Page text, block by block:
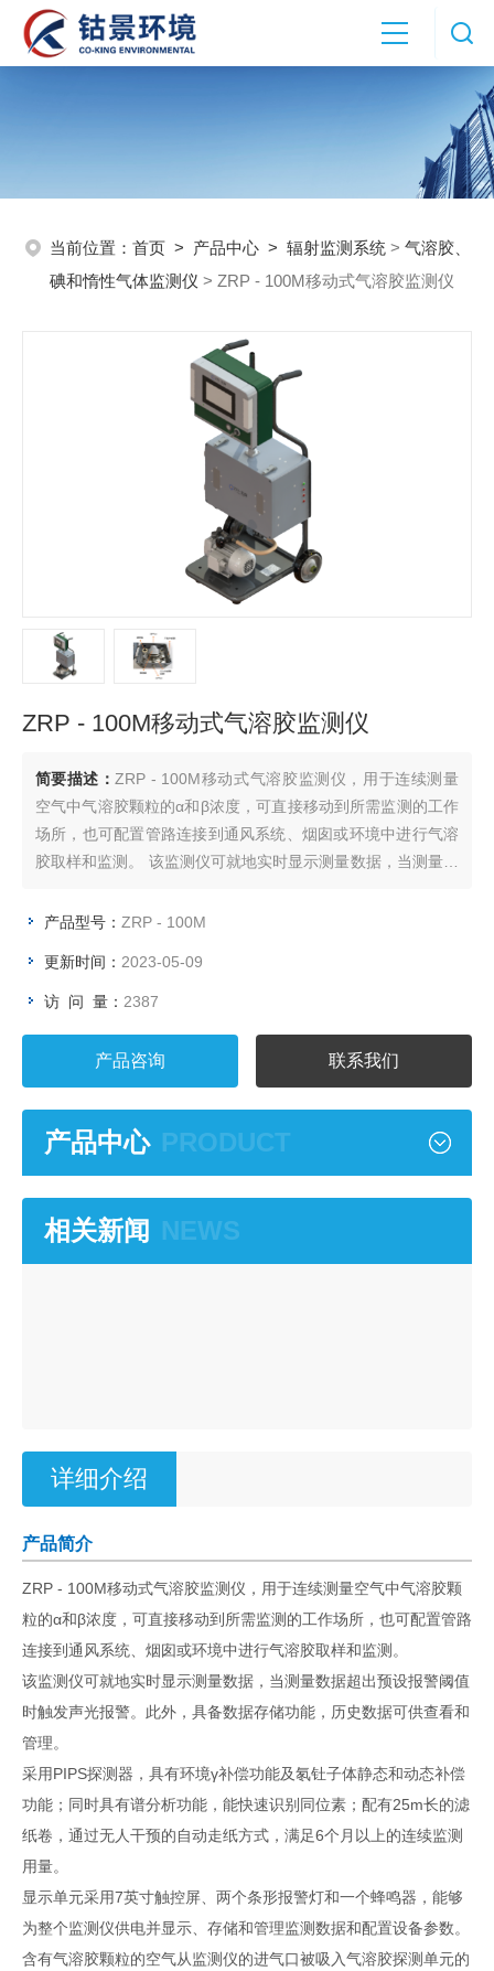
当前位置： 首页 > 产品中心 > 辐射监测系统 > 气溶胶、
碘和惰性气体监测仪 > ZRP - 100M移动式气溶胶监测仪
ZRP - 100M移动式气溶胶监测仪
简要描述： ZRP - 100M移动式气溶胶监测仪，用于连续测量
空气中气溶胶颗粒的α和β浓度，可直接移动到所需监测的工作
场所，也可配置管路连接到通风系统、烟囱或环境中进行气溶
胶取样和监测。 该监测仪可就地实时显示测量数据，当测量数
能，历史数据可供查看和管理。 采用PIPS探测器，具有环境γ
能，能快速识别同位素；配有25m长的滤纸卷，通过无人干预
的自动走纸方式，满足6个月以上的连续监测用量。 显示单元
个监测仪供电并显示、存储和管理监测数据和配置设备参数。
含有气溶胶颗粒的空气从监测仪的进气口被吸入气溶胶探测单
元的密闭盒中。气流依次通过滤纸、流量计和出气口。滤纸用
于收集气溶胶颗粒，在滤纸上方是4个PIPS探测器，其中3个探
失，从而判断滤纸是否堵塞或破损。
产品型号： ZRP - 100M
更新时间： 2023-05-09
访 问 量： 2387
产品咨询 联系我们
PRODUCT
产品中心
NEWS
相关新闻
详细介绍
产品简介
ZRP - 100M移动式气溶胶监测仪，用于连续测量空气中气溶胶颗
粒的α和β浓度，可直接移动到所需监测的工作场所，也可配置管路
连接到通风系统、烟囱或环境中进行气溶胶取样和监测。
该监测仪可就地实时显示测量数据，当测量数据超出预设报警阈值
时触发声光报警。此外，具备数据存储功能，历史数据可供查看和
管理。
采用PIPS探测器，具有环境γ补偿功能及氡钍子体静态和动态补偿
功能；同时具有谱分析功能，能快速识别同位素；配有25m长的滤
纸卷，通过无人干预的自动走纸方式，满足6个月以上的连续监测
用量。
显示单元采用7英寸触控屏、两个条形报警灯和一个蜂鸣器，能够
为整个监测仪供电并显示、存储和管理监测数据和配置设备参数。
含有气溶胶颗粒的空气从监测仪的进气口被吸入气溶胶探测单元的